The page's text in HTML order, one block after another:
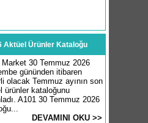
Aktüel Ürünler Kataloğu
Market 30 Temmuz 2026
gününden itibaren
olacak Temmuz ayının son
ürünler kataloğunu
A101 30 Temmuz 2026
DEVAMINI OKU >>